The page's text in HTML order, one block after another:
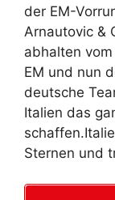
der EM-
Arnautovic &
abhalten
EM und nun
deutsche
Italien das
Sternen und